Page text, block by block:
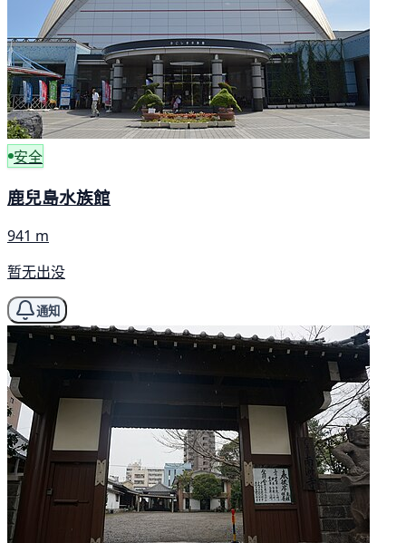
安全
鹿兒島水族館
941 m
暂无出没
通知